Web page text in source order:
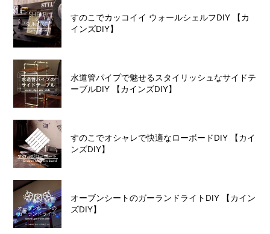
すのこでカッコイイ ウォールシェルフDIY 【カ
インズDIY】
水道管パイプで魅せるスタイリッシュなサイドテ
ーブルDIY 【カインズDIY】
すのこでオシャレで快適なローボードDIY 【カイ
ンズDIY】
オーブンシートのガーランドライトDIY 【カイン
ズDIY】